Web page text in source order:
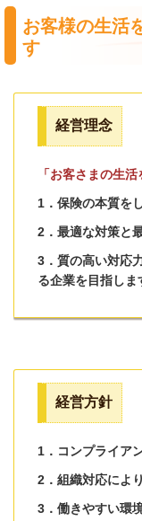
お客様の生活
す
経営理念
「お客さまの生活
1．保険の本質を
2．最適な対策と
3．質の高い対応
る企業を目指しま
経営方針
1．コンプライア
2．組織対応によ
3．働きやすい環